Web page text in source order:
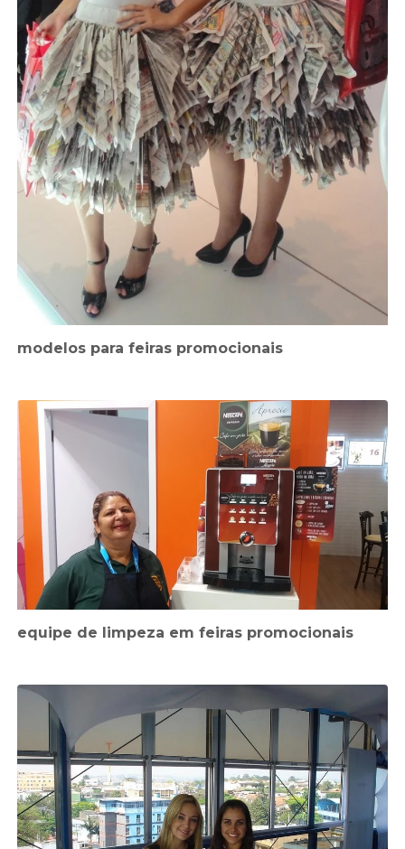
modelos para feiras promocionais
equipe de limpeza em feiras promocionais